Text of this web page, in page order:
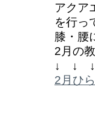
アクア
を行っ
膝・腰
2月の
↓ ↓
2月ひ